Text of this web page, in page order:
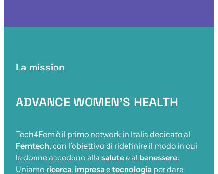
La mission
ADVANCE WOMEN’S HEALTH
Tech4Fem è il primo network in Italia dedicato al
Femtech, con l’obiettivo di ridefinire il modo in cui
le donne accedono alla salutee al benessere.
Uniamo ricerca, impresaetecnologia per dare